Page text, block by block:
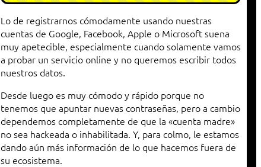
Lo de registrarnos cómodamente usando nuestras
cuentas de Google, Facebook, Apple o Microsoft suena
muy apetecible, especialmente cuando solamente vamos
a probar un servicio online y no queremos escribir todos
nuestros datos.
Desde luego es muy cómodo y rápido porque no
tenemos que apuntar nuevas contraseñas, pero a cambio
dependemos completamente de que la «cuenta madre»
no sea hackeada o inhabilitada. Y, para colmo, le estamos
dando aún más información de lo que hacemos fuera de
su ecosistema.